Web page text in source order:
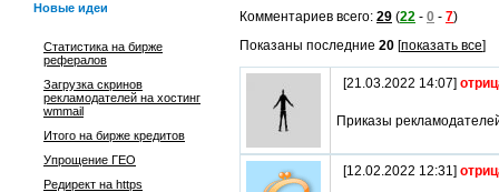
Новые идеи
Статистика на бирже
рефералов
Загрузка скринов
рекламодателей на хостинг
wmmail
Итого на бирже кредитов
Упрощение ГЕО
Редирект на https
Комментариев всего: 29 (22 - 0 - 7)
Показаны последние 20 [показать все]
[21.03.2022 14:07]
Приказы
[12.02.2022 12:31]